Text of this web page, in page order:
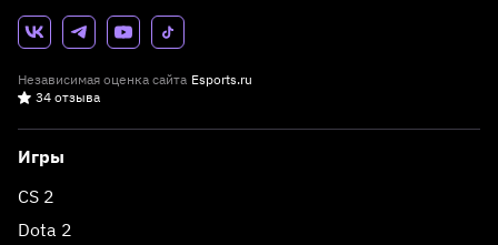
Независимая оценка сайта Esports.ru
34 отзыва
Игры
CS 2
Dota 2